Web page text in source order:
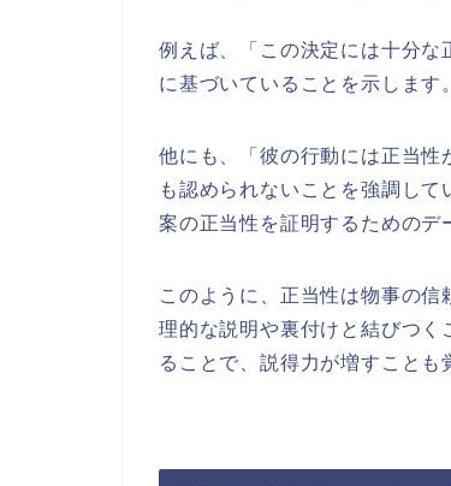
例えば、「この決定には十分な
に基づいていることを示します。
他にも、「彼の行動には正当性
も認められないことを強調し
案の正当性を証明するためのデ
このように、正当性は物事の
理的な説明や裏付けと結びつ
ることで、説得力が増すことも